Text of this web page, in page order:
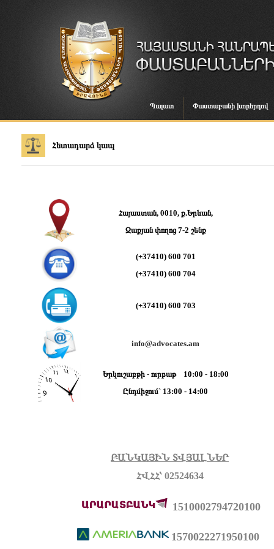
Պալատ Փաստաբանի խորհրդով
Հետադարձ կապ
Հայաստան, 0010, ք.Երևան,
Զաքյան փողոց 7-2 շենք
(+37410) 600 701
(+37410) 600 704
(+37410) 600 703
info@advocates.am
Երկուշաբթի - ուրբաթ 10:00 - 18:00
Ընդմիջում` 13:00 - 14:00
ԲԱՆԿԱՅԻՆ ՏՎՅԱԼՆԵՐ
ՀՎՀՀ՝ 02524634
1510002794720100
1570022271950100